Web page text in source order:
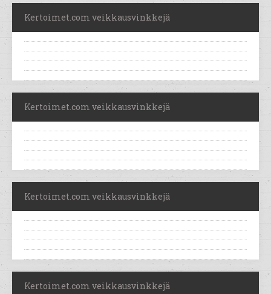
Kertoimet.com veikkausvinkkejä
Kertoimet.com veikkausvinkkejä
Kertoimet.com veikkausvinkkejä
Kertoimet.com veikkausvinkkejä